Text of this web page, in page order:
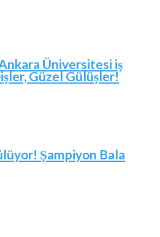
Üniversitesi iş
Güzel Gülüşler!
Şampiyon Bala